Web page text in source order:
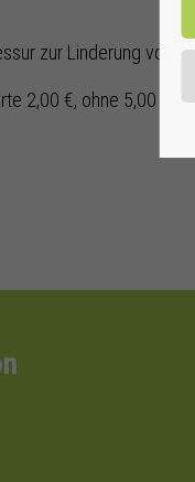
zur Linderung von
2,00 €, ohne 5,00 €.